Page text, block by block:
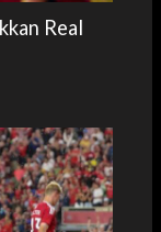
Real